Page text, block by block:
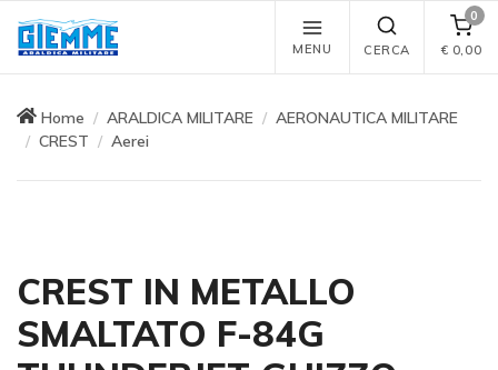
MENU CERCA
0
€ 0,00
Home ARALDICA MILITARE
AERONAUTICA MILITARE
CREST
Aerei
CREST IN METALLO
SMALTATO F-84G